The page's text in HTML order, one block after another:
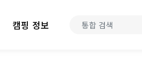
캠핑 정보